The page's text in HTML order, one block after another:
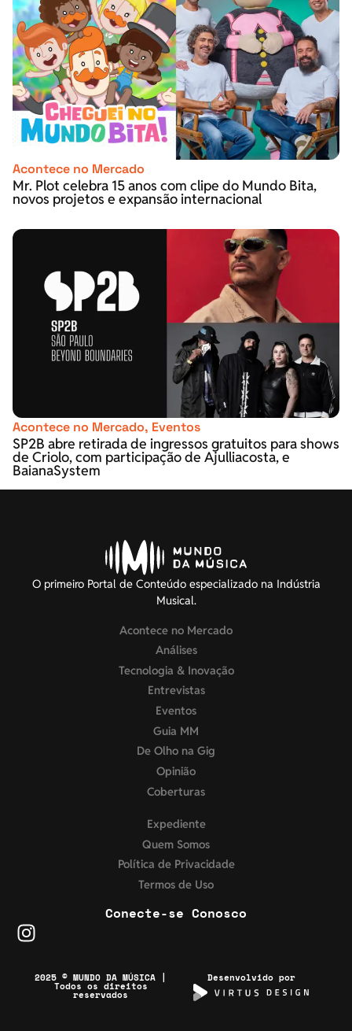
Acontece no Mercado
Mr. Plot celebra 15 anos com clipe do Mundo Bita,
novos projetos e expansão internacional
Acontece no Mercado, Eventos
SP2B abre retirada de ingressos gratuitos para shows
de Criolo, com participação de Ajulliacosta, e
BaianaSystem
O primeiro Portal de Conteúdo especializado na Indústria
Musical.
Acontece no Mercado
Análises
Tecnologia & Inovação
Entrevistas
Eventos
Guia MM
De Olho na Gig
Opinião
Coberturas
Expediente
Quem Somos
Política de Privacidade
Termos de Uso
Conecte-se Conosco
2025 © MUNDO DA MÚSICA |
Todos os direitos
reservados
Desenvolvido por